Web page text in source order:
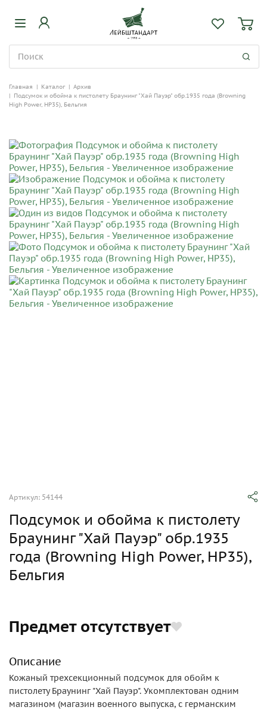
Главная | Каталог | Архив
| Подсумок и обойма к пистолету Браунинг "Хай Пауэр" обр.1935 года (Browning
High Power, HP35), Бельгия
Артикул: 54144
Подсумок и обойма к пистолету
Браунинг "Хай Пауэр" обр.1935
года (Browning High Power, HP35),
Бельгия
Предмет отсутствует
Описание
Кожаный трехсекционный подсумок для обойм к
пистолету Браунинг "Хай Пауэр". Укомплектован одним
магазином (магазин военного выпуска, с германским